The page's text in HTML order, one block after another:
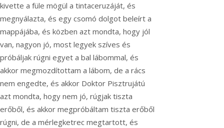
kivette a füle mögül a tintaceruzáját, és
megnyálazta, és egy csomó dolgot beleírt a
mappájába, és közben azt mondta, hogy jól
van, nagyon jó, most legyek szíves és
próbáljak rúgni egyet a bal lábommal, és
akkor megmozdítottam a lábom, de a rács
nem engedte, és akkor Doktor Pisztrujátú
azt mondta, hogy nem jó, rúgjak tiszta
erőből, és akkor megpróbáltam tiszta erőből
rúgni, de a mérlegketrec megtartott, és